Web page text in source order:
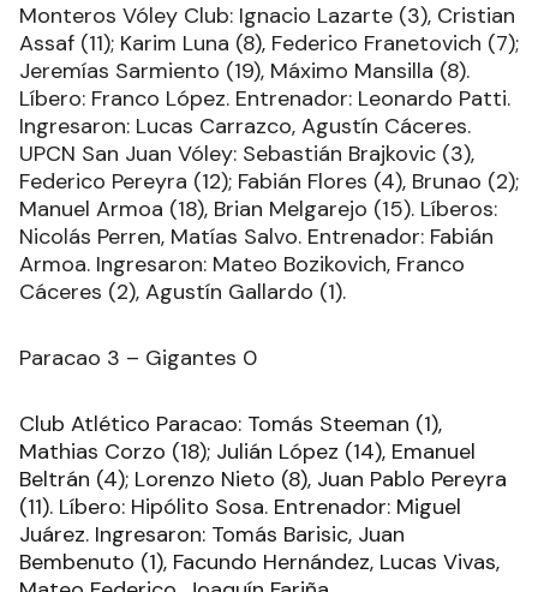
Monteros Vóley Club: Ignacio Lazarte (3), Cristian
Assaf (11); Karim Luna (8), Federico Franetovich (7);
Jeremías Sarmiento (19), Máximo Mansilla (8).
Líbero: Franco López. Entrenador: Leonardo Patti.
Ingresaron: Lucas Carrazco, Agustín Cáceres.
UPCN San Juan Vóley: Sebastián Brajkovic (3),
Federico Pereyra (12); Fabián Flores (4), Brunao (2);
Manuel Armoa (18), Brian Melgarejo (15). Líberos:
Nicolás Perren, Matías Salvo. Entrenador: Fabián
Armoa. Ingresaron: Mateo Bozikovich, Franco
Cáceres (2), Agustín Gallardo (1).
Paracao 3 – Gigantes 0
Club Atlético Paracao: Tomás Steeman (1),
Mathias Corzo (18); Julián López (14), Emanuel
Beltrán (4); Lorenzo Nieto (8), Juan Pablo Pereyra
(11). Líbero: Hipólito Sosa. Entrenador: Miguel
Juárez. Ingresaron: Tomás Barisic, Juan
Bembenuto (1), Facundo Hernández, Lucas Vivas,